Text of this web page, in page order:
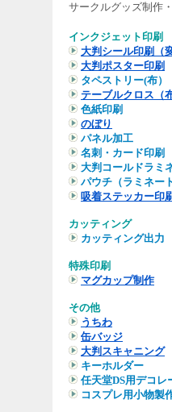
サークルグッズ制作
インクジェット印刷
大判シール印刷（
大判ポスター印刷
タペストリー(布）
テーブルクロス（布
色紙印刷
のぼり
パネル加工
名刺・カード印刷
大判コールドラミ
パウチ（ラミネー
吸着ステッカー印
カッティング
カッティング出力
特殊印刷
マグカップ制作
その他
うちわ
缶バッジ
大判スキャニング
キーホルダー
任天堂DS用デコレ
コスプレ用小物製